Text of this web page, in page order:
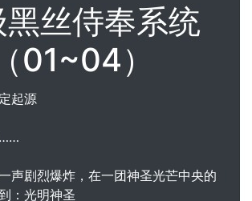
黑丝侍奉系统
（01~04）
起源
剧烈爆炸，在一团神圣光芒中央的
：光明神圣